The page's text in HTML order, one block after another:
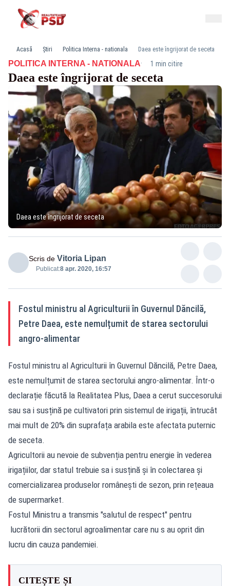
Acasă Știri Politica Interna - nationala Daea este îngrijorat de seceta
POLITICA INTERNA - NATIONALA· 1 min citire
Daea este îngrijorat de seceta
Daea este îngrijorat de seceta
Scris de Vitoria Lipan
Publicat:8 apr. 2020, 16:57
Fostul ministru al Agriculturii în Guvernul Dăncilă,
Petre Daea, este nemulțumit de starea sectorului
angro-alimentar
Fostul ministru al Agriculturii în Guvernul Dăncilă, Petre Daea,
este nemulțumit de starea sectorului angro-alimentar. Într-o
declarație făcută la Realitatea Plus, Daea a cerut succesorului
sau sa i susțină pe cultivatori prin sistemul de irigații, întrucât
mai mult de 20% din suprafața arabila este afectata puternic
de seceta.
Agricultorii au nevoie de subvenția pentru energie în vederea
irigațiilor, dar statul trebuie sa i susțină și în colectarea și
comercializarea produselor românești de sezon, prin rețeaua
de supermarket.
Fostul Ministru a transmis "salutul de respect" pentru
lucrătorii din sectorul agroalimentar care nu s au oprit din
lucru din cauza pandemiei.
CITEȘTE ȘI